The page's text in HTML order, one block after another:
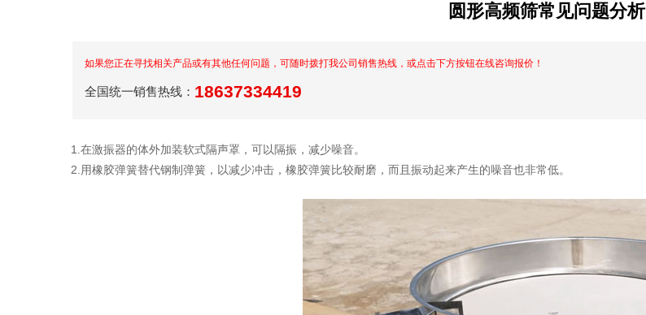
圆形高频筛常见问题分析
如果您正在寻找相关产品或有其他任何问题，可随时拨打我公司销售热线，或点击下方按钮在线咨询报价！
全国统一销售热线： 18637334419
1.在激振器的体外加装软式隔声罩，可以隔振，减少噪音。
2.用橡胶弹簧替代钢制弹簧，以减少冲击，橡胶弹簧比较耐磨，而且振动起来产生的噪音也非常低。